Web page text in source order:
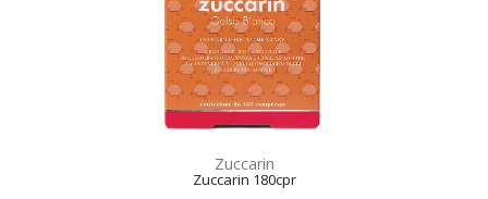
Zuccarin
Zuccarin 180cpr